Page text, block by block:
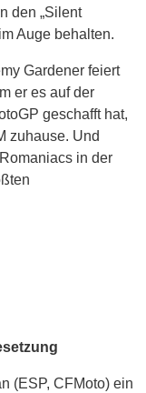
den „Silent
Auge behalten.
Gardener feiert
er es auf der
geschafft hat,
zuhause. Und
in der
(ESP, CFMoto) ein